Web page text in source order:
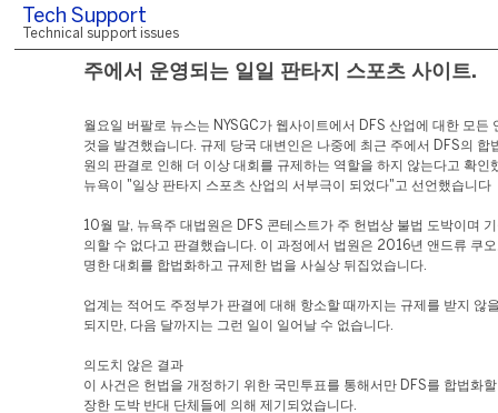
Tech Support
Technical support issues
주에서 운영되는 일일 판타지 스포츠 사이트.
월요일 버팔로 뉴스는 NYSGC가 웹사이트에서 DFS 산업에 대한 모든
것을 발견했습니다. 규제 당국 대변인은 나중에 최근 주에서 DFS의 합
원의 판결로 인해 더 이상 대회를 규제하는 역할을 하지 않는다고 확인
뉴욕이 "일상 판타지 스포츠 산업의 서부극이 되었다"고 선언했습니다
10월 말, 뉴욕주 대법원은 DFS 콘테스트가 주 헌법상 불법 도박이며
의할 수 없다고 판결했습니다. 이 과정에서 법원은 2016년 앤드류 쿠
명한 대회를 합법화하고 규제한 법을 사실상 뒤집었습니다.
업계는 적어도 주정부가 판결에 대해 항소할 때까지는 규제를 받지 않
되지만, 다음 달까지는 그런 일이 일어날 수 없습니다.
의도치 않은 결과
이 사건은 헌법을 개정하기 위한 국민투표를 통해서만 DFS를 합법화
장한 도박 반대 단체들에 의해 제기되었습니다.